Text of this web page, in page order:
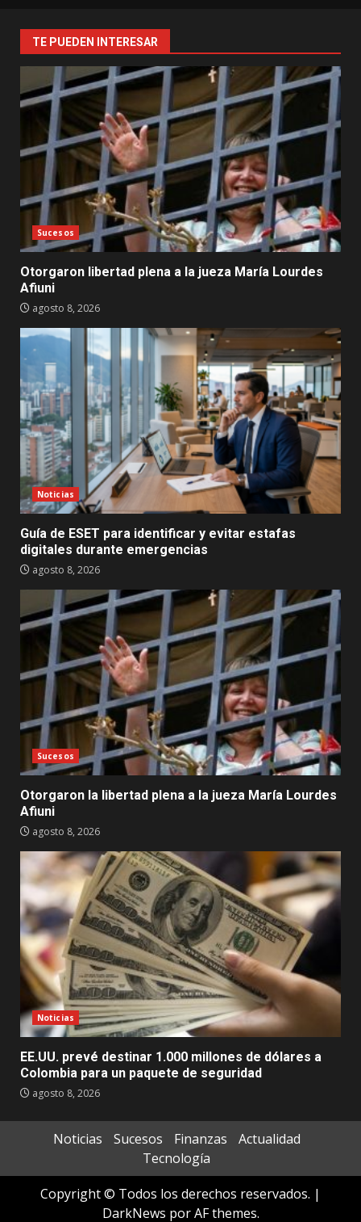
TE PUEDEN INTERESAR
Sucesos
Otorgaron libertad plena a la jueza María Lourdes
Afiuni
agosto 8, 2026
Noticias
Guía de ESET para identificar y evitar estafas
digitales durante emergencias
agosto 8, 2026
Sucesos
Otorgaron la libertad plena a la jueza María Lourdes
Afiuni
agosto 8, 2026
Noticias
EE.UU. prevé destinar 1.000 millones de dólares a
Colombia para un paquete de seguridad
agosto 8, 2026
Noticias Sucesos Finanzas
Actualidad
Tecnología
Copyright © Todos los derechos reservados. |
DarkNews por AF themes.